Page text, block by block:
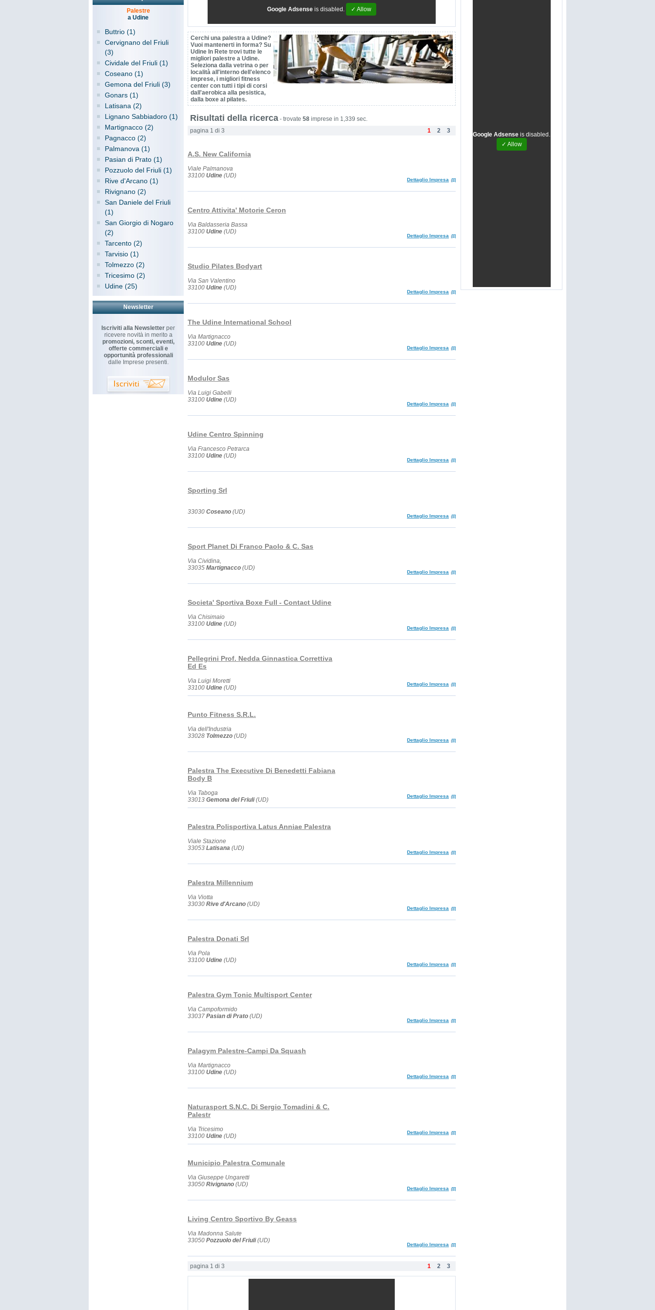
Palestre
a Udine
Buttrio (1)
Cervignano del Friuli
(3)
Cividale del Friuli (1)
Coseano (1)
Gemona del Friuli (3)
Gonars (1)
Latisana (2)
Lignano Sabbiadoro (1)
Martignacco (2)
Pagnacco (2)
Palmanova (1)
Pasian di Prato (1)
Pozzuolo del Friuli (1)
Rive d'Arcano (1)
Rivignano (2)
San Daniele del Friuli
(1)
San Giorgio di Nogaro
(2)
Tarcento (2)
Tarvisio (1)
Tolmezzo (2)
Tricesimo (2)
Udine (25)
Newsletter
Iscriviti alla Newsletter per
ricevere novità in merito a
promozioni, sconti, eventi,
offerte commerciali e
opportunità professionali
dalle Imprese presenti.
Google Adsense is disabled. ✓ Allow
Cerchi una palestra a Udine?
Vuoi mantenerti in forma? Su
Udine In Rete trovi tutte le
migliori palestre a Udine.
Seleziona dalla vetrina o per
località all'interno dell'elenco
imprese, i migliori fitness
center con tutti i tipi di corsi
dall'aerobica alla pesistica,
dalla boxe al pilates.
Risultati della ricerca - trovate 58 imprese in 1,339 sec.
pagina 1 di 3
3
2
1
A.S. New California
Viale Palmanova
33100 Udine (UD)
Dettaglio Impresa
Centro Attivita' Motorie Ceron
Via Baldasseria Bassa
33100 Udine (UD)
Dettaglio Impresa
Studio Pilates Bodyart
Via San Valentino
33100 Udine (UD)
Dettaglio Impresa
The Udine International School
Via Martignacco
33100 Udine (UD)
Dettaglio Impresa
Modulor Sas
Via Luigi Gabelli
33100 Udine (UD)
Dettaglio Impresa
Udine Centro Spinning
Via Francesco Petrarca
33100 Udine (UD)
Dettaglio Impresa
Sporting Srl
33030 Coseano (UD)
Dettaglio Impresa
Sport Planet Di Franco Paolo & C. Sas
Via Cividina,
33035 Martignacco (UD)
Dettaglio Impresa
Societa' Sportiva Boxe Full - Contact Udine
Via Chisimaio
33100 Udine (UD)
Dettaglio Impresa
Pellegrini Prof. Nedda Ginnastica Correttiva
Ed Es
Via Luigi Moretti
33100 Udine (UD)
Dettaglio Impresa
Punto Fitness S.R.L.
Via dell'Industria
33028 Tolmezzo (UD)
Dettaglio Impresa
Palestra The Executive Di Benedetti Fabiana
Body B
Via Taboga
33013 Gemona del Friuli(UD)
Dettaglio Impresa
Palestra Polisportiva Latus Anniae Palestra
Viale Stazione
33053 Latisana (UD)
Dettaglio Impresa
Palestra Millennium
Via Viotta
33030 Rive d'Arcano (UD)
Dettaglio Impresa
Palestra Donati Srl
Via Pola
33100 Udine (UD)
Dettaglio Impresa
Palestra Gym Tonic Multisport Center
Via Campoformido
33037 Pasian di Prato (UD)
Dettaglio Impresa
Palagym Palestre-Campi Da Squash
Via Martignacco
33100 Udine (UD)
Dettaglio Impresa
Naturasport S.N.C. Di Sergio Tomadini & C.
Palestr
Via Tricesimo
33100 Udine (UD)
Dettaglio Impresa
Municipio Palestra Comunale
Via Giuseppe Ungaretti
33050 Rivignano (UD)
Dettaglio Impresa
Living Centro Sportivo By Geass
Via Madonna Salute
33050 Pozzuolo del Friuli(UD)
Dettaglio Impresa
pagina 1 di 3 3
2
1
Google Adsense is disabled.
✓ Allow